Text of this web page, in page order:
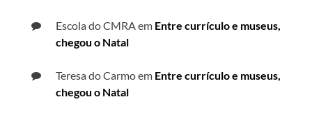
Escola do CMRA em Entre currículo e museus,
chegou o Natal
Teresa do Carmoem Entre currículo e museus,
chegou o Natal